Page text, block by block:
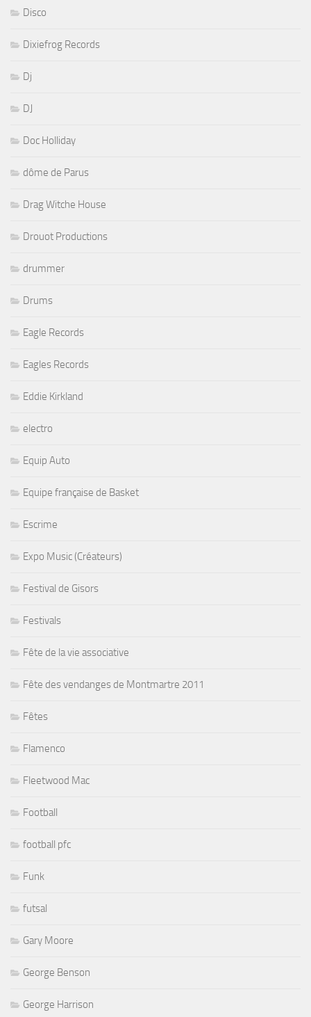
Disco
Dixiefrog Records
Dj
DJ
Doc Holliday
dôme de Parus
Drag Witche House
Drouot Productions
drummer
Drums
Eagle Records
Eagles Records
Eddie Kirkland
electro
Equip Auto
Equipe française de Basket
Escrime
Expo Music (Créateurs)
Festival de Gisors
Festivals
Fête de la vie associative
Fête des vendanges de Montmartre 2011
Fêtes
Flamenco
Fleetwood Mac
Football
football pfc
Funk
futsal
Gary Moore
George Benson
George Harrison